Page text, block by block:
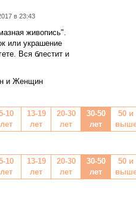
в 23:43
живопись".
или украшение
Вся блестит и
и Женщин
10
лет
13-19
лет
20-30
лет
30-50
лет
50 и
10
лет
13-19
лет
20-30
лет
30-50
лет
50 и